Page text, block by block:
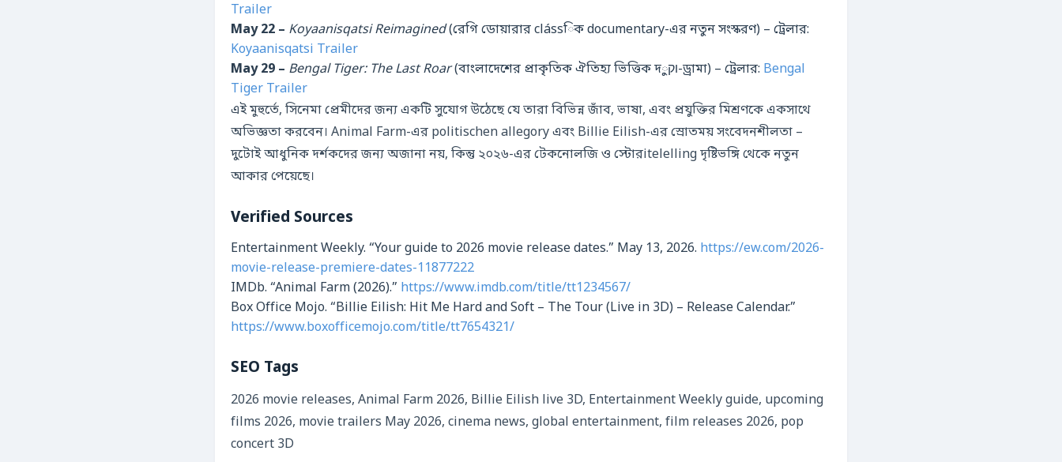
Trailer
May 22 – Koyaanisqatsi Reimagined(রেগি ডোয়ারার clássিক documentary-এর নতুন সংস্করণ) – ট্রেলার:
Koyaanisqatsi Trailer
May 29 – Bengal Tiger: The Last Roar (বাংলাদেশের প্রাকৃতিক ঐতিহ্য ভিত্তিক দוקু-ড্রামা) – ট্রেলার: Bengal
Tiger Trailer
এই মুহুর্তে, সিনেমা প্রেমীদের জন্য একটি সুযোগ উঠেছে যে তারা বিভিন্ন জাঁব, ভাষা, এবং প্রযুক্তির মিশ্রণকে একসাথে
অভিজ্ঞতা করবেন। Animal Farm-এর politischen allegory এবং Billie Eilish-এর স্রোতময় সংবেদনশীলতা –
দুটোই আধুনিক দর্শকদের জন্য অজানা নয়, কিন্তু ২০২৬-এর টেকনোলজি ও স্টোরitelelling দৃষ্টিভঙ্গি থেকে নতুন
আকার পেয়েছে।
Verified Sources
Entertainment Weekly. “Your guide to 2026 movie release dates.” May 13, 2026. https://ew.com/2026-
movie-release-premiere-dates-11877222
IMDb. “Animal Farm (2026).” https://www.imdb.com/title/tt1234567/
Box Office Mojo. “Billie Eilish: Hit Me Hard and Soft – The Tour (Live in 3D) – Release Calendar.”
https://www.boxofficemojo.com/title/tt7654321/
SEO Tags
2026 movie releases, Animal Farm 2026, Billie Eilish live 3D, Entertainment Weekly guide, upcoming
films 2026, movie trailers May 2026, cinema news, global entertainment, film releases 2026, pop
concert 3D